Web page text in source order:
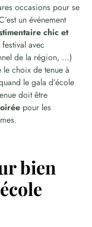
occasions pour se
un événement
chic et
avec
de la région, …)
choix de tenue à
le gala d’école
doit être
pour les
bien